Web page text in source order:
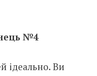
№4
ідеально. Ви